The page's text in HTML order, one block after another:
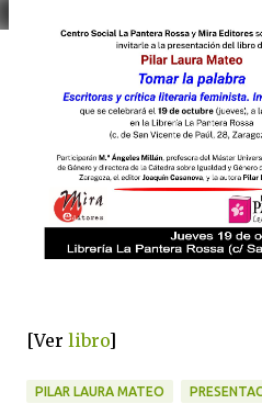
[Ver libro]
PILAR LAURA MATEO